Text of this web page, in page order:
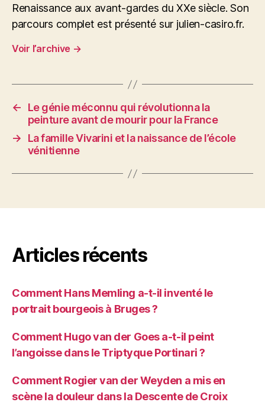
Renaissance aux avant-gardes du XXe siècle. Son
parcours complet est présenté sur julien-casiro.fr.
Voir l’archive →
←
Le génie méconnu qui révolutionna la
peinture avant de mourir pour la France
→
La famille Vivarini et la naissance de l’école
vénitienne
Articles récents
Comment Hans Memling a-t-il inventé le
portrait bourgeois à Bruges ?
Comment Hugo van der Goes a-t-il peint
l’angoisse dans le Triptyque Portinari ?
Comment Rogier van der Weyden a mis en
scène la douleur dans la Descente de Croix